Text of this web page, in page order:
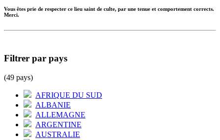
Vous êtes prie de respecter ce lieu saint de culte, par une tenue et comportement corrects.
Merci.
Filtrer par pays
(49 pays)
AFRIQUE DU SUD
ALBANIE
ALLEMAGNE
ARGENTINE
AUSTRALIE